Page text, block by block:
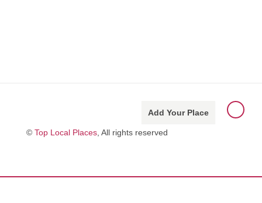
Add Your Place
© Top Local Places , All rights reserved